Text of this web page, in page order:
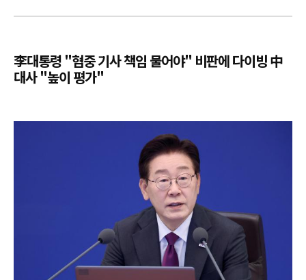
章 小
李대통령 "혐중 기사 책임 물어야" 비판에 다이빙 中
대사 "높이 평가"